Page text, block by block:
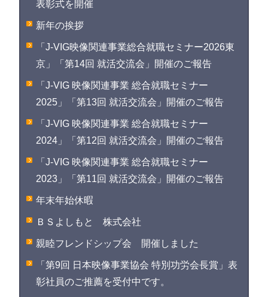
表彰式を開催
新年の挨拶
「J-VIG映像関連事業総合就職セミナー2026東
京」「第14回 就活交流会」開催のご報告
「J-VIG 映像関連事業 総合就職セミナー
2025」「第13回 就活交流会」開催のご報告
「J-VIG 映像関連事業 総合就職セミナー
2024」「第12回 就活交流会」開催のご報告
「J-VIG 映像関連事業 総合就職セミナー
2023」「第11回 就活交流会」開催のご報告
年末年始休暇
ＢＳよしもと 株式会社
親睦フレンドシップ会 開催しました
「第9回 日本映像事業協会 特別功労会長賞」表
彰社員のご推薦を受付中です。